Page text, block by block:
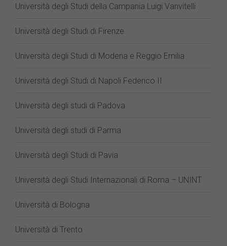
Università degli Studi della Campania Luigi Vanvitelli
Università degli Studi di Firenze
Università degli Studi di Modena e Reggio Emilia
Università degli Studi di Napoli Federico II
Università degli studi di Padova
Università degli studi di Parma
Università degli Studi di Pavia
Università degli Studi Internazionali di Roma – UNINT
Università di Bologna
Università di Trento